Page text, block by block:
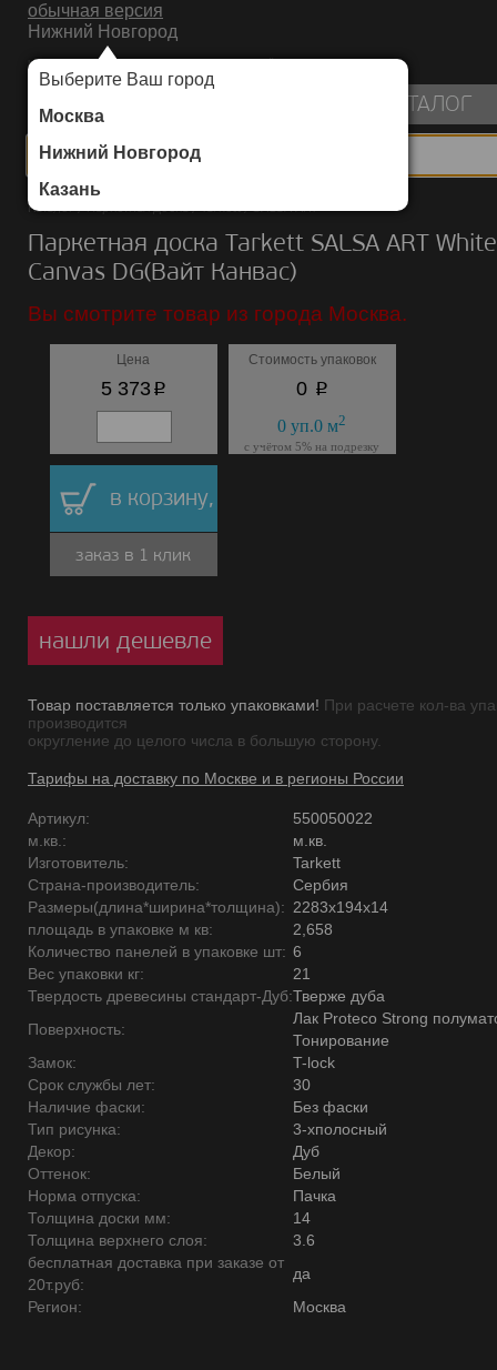
обычная версия
Нижний Новгород
Выберите Ваш город
Москва
Нижний Новгород
Казань
ИНТЕРНЕТ-МАГАЗИН НАПОЛЬНЫХ ПОКРЫТИЙ
КАТАЛОГ
Каталог/Паркетная доска/Tarkett/SALSA ART
Паркетная доска Tarkett SALSA ART White
Canvas DG(Вайт Канвас)
Вы смотрите товар из города Москва.
Цена
5 373 p
Стоимость упаковок
0 p
0 уп.0 м2
с учётом 5% на подрезку
в корзину,
заказ в 1 клик
нашли дешевле
Товар поставляется только упаковками! При расчете кол-ва
производится
округление до целого числа в большую сторону.
Тарифы на доставку по Москве и в регионы России
Артикул:
550050022
м.кв.:
м.кв.
Изготовитель:
Tarkett
Страна-производитель:
Сербия
Размеры(длина*ширина*толщина): 2283х194х14
площадь в упаковке м кв:
2,658
Количество панелей в упаковке шт: 6
Вес упаковки кг:
21
Твердость древесины стандарт-Дуб:Тверже дуба
Поверхность:
Лак Proteco Strong
Тонирование
Замок:
T-lock
Срок службы лет:
30
Наличие фаски:
Без фаски
Тип рисунка:
3-хполосный
Декор:
Дуб
Оттенок:
Белый
Норма отпуска:
Пачка
Толщина доски мм:
14
Толщина верхнего слоя:
3.6
бесплатная доставка при заказе от
20т.руб:
да
Регион:
Москва